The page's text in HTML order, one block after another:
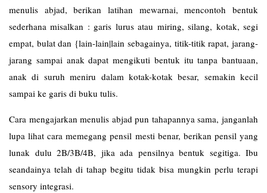
menulis abjad, berikan latihan mewarnai, mencontoh bentuk
sederhana misalkan : garis lurus atau miring, silang, kotak, segi
empat, bulat dan {lain-lain|lain sebagainya, titik-titik rapat, jarang-
jarang sampai anak dapat mengikuti bentuk itu tanpa bantuaan,
anak di suruh meniru dalam kotak-kotak besar, semakin kecil
sampai ke garis di buku tulis.
Cara mengajarkan menulis abjad pun tahapannya sama, janganlah
lupa lihat cara memegang pensil mesti benar, berikan pensil yang
lunak dulu 2B/3B/4B, jika ada pensilnya bentuk segitiga. Ibu
seandainya telah di tahap begitu tidak bisa mungkin perlu terapi
sensory integrasi.